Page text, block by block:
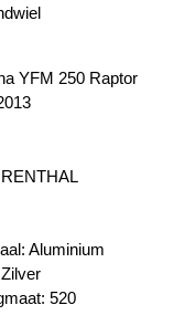
YFM 250 Raptor
Aluminium
520